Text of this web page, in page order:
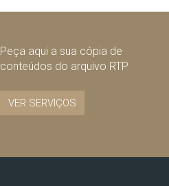
Peça aqui a sua cópia de
conteúdos do arquivo RTP
VER SERVIÇOS